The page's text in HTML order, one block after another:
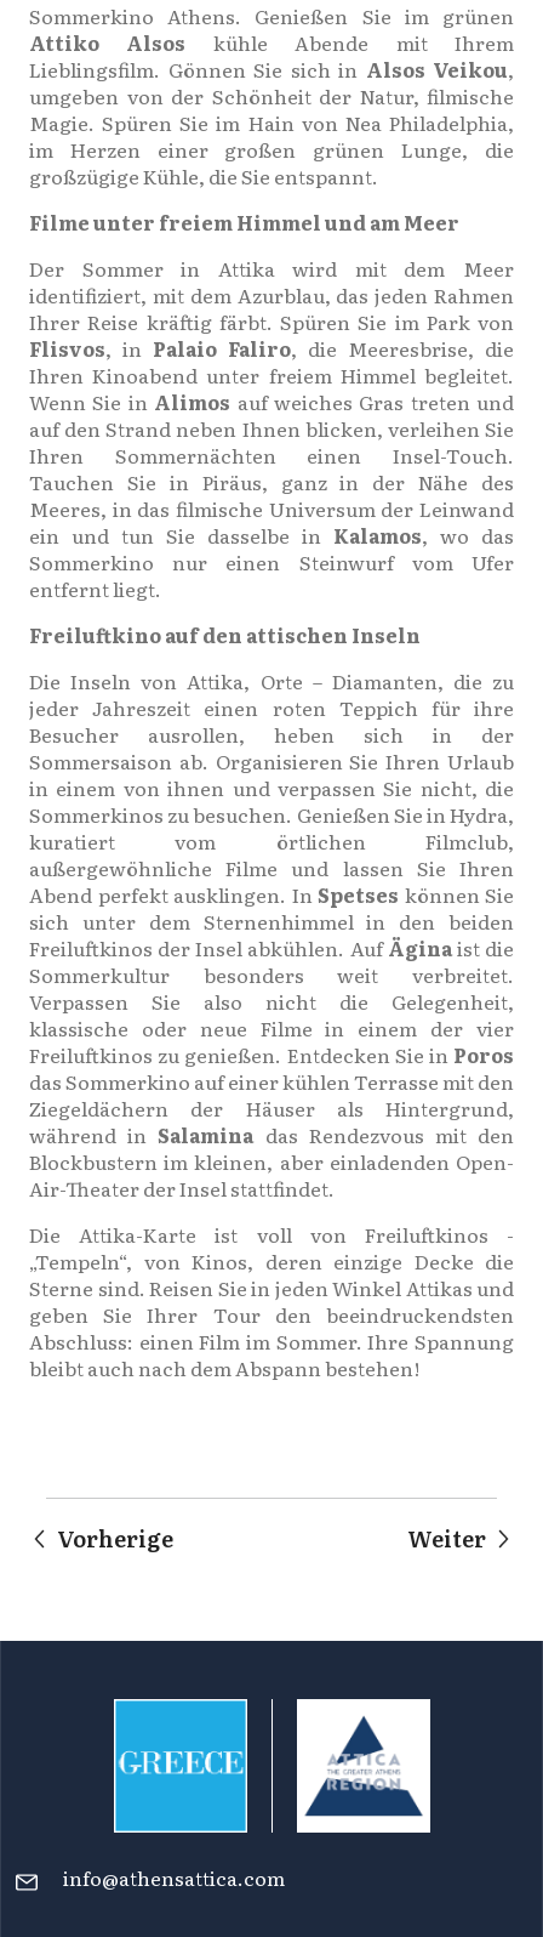
Sommerkino Athens. Genießen Sie im grünen
Attiko Alsos kühle Abende mit Ihrem
Lieblingsfilm. Gönnen Sie sich in Alsos Veikou,
umgeben von der Schönheit der Natur, filmische
Magie. Spüren Sie im Hain von Nea Philadelphia,
im Herzen einer großen grünen Lunge, die
großzügige Kühle, die Sie entspannt.
Filme unter freiem Himmel und am Meer
Der Sommer in Attika wird mit dem Meer
identifiziert, mit dem Azurblau, das jeden Rahmen
Ihrer Reise kräftig färbt. Spüren Sie im Park von
Flisvos, in Palaio Faliro, die Meeresbrise, die
Ihren Kinoabend unter freiem Himmel begleitet.
Wenn Sie in Alimos auf weiches Gras treten und
auf den Strand neben Ihnen blicken, verleihen Sie
Ihren Sommernächten einen Insel-Touch.
Tauchen Sie in Piräus, ganz in der Nähe des
Meeres, in das filmische Universum der Leinwand
ein und tun Sie dasselbe in Kalamos, wo das
Sommerkino nur einen Steinwurf vom Ufer
entfernt liegt.
Freiluftkino auf den attischen Inseln
Die Inseln von Attika, Orte – Diamanten, die zu
jeder Jahreszeit einen roten Teppich für ihre
Besucher ausrollen, heben sich in der
Sommersaison ab. Organisieren Sie Ihren Urlaub
in einem von ihnen und verpassen Sie nicht, die
Sommerkinos zu besuchen. Genießen Sie in Hydra,
kuratiert vom örtlichen Filmclub,
außergewöhnliche Filme und lassen Sie Ihren
Abend perfekt ausklingen. In Spetses können Sie
sich unter dem Sternenhimmel in den beiden
Freiluftkinos der Insel abkühlen. AufÄginaist die
Sommerkultur besonders weit verbreitet.
Verpassen Sie also nicht die Gelegenheit,
klassische oder neue Filme in einem der vier
Freiluftkinos zu genießen. Entdecken Sie in Poros
das Sommerkino auf einer kühlen Terrasse mit den
Ziegeldächern der Häuser als Hintergrund,
während in Salaminadas Rendezvous mit den
Blockbustern im kleinen, aber einladenden Open-
Air-Theater der Insel stattfindet.
Die Attika-Karte ist voll von Freiluftkinos -
„Tempeln“, von Kinos, deren einzige Decke die
Sterne sind. Reisen Sie in jeden Winkel Attikas und
geben Sie Ihrer Tour den beeindruckendsten
Abschluss: einen Film im Sommer. Ihre Spannung
bleibt auch nach dem Abspann bestehen!
Vorherige Weiter
info@athensattica.com